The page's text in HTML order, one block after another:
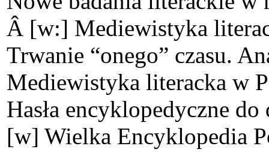
Â [w:] Mediewistyka
Trwanie “onego” czasu.
Mediewistyka literacka w
Hasła encyklopedyczne
[w] Wielka Encyklopedia